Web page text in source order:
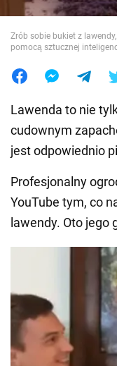
Jedzenie
Zrób sobie bukiet z
pomocą sztucznej
Lawenda to nie
cudownym
jest odpowiednio
Profesjonalny
YouTube tym, co
lawendy. Oto jego